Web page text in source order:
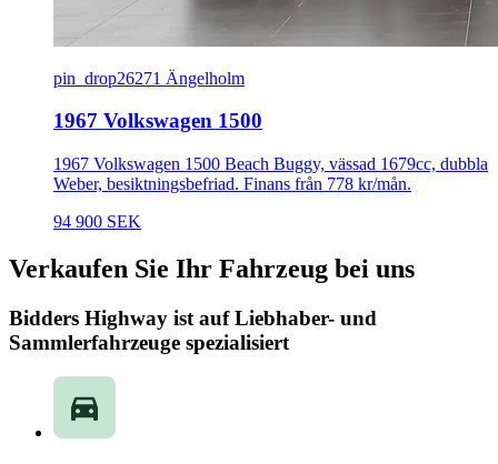
pin_drop26271 Ängelholm
1967 Volkswagen 1500
1967 Volkswagen 1500 Beach Buggy, vässad 1679cc, dubbla
Weber, besiktningsbefriad. Finans från 778 kr/mån.
94 900 SEK
Verkaufen Sie Ihr Fahrzeug bei uns
Bidders Highway ist auf Liebhaber- und
Sammlerfahrzeuge spezialisiert